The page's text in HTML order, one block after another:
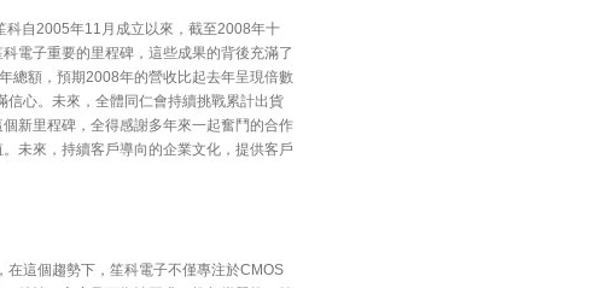
科自2005年11月成立以來，截至2008年十
電子重要的里程碑，這些成果的背後充滿了
總額，預期2008年的營收比起去年呈現倍數
心。未來，全體同仁會持續挑戰累計出貨
新里程碑，全得感謝多年來一起奮鬥的合作
未來，持續客戶導向的企業文化，提供客戶
這個趨勢下，笙科電子不僅專注於CMOS